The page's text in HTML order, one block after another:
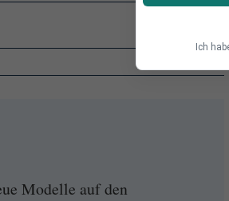
Modelle auf den
Ich